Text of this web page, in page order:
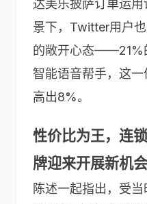
达美乐披萨订单运
景下，Twitter用户
的敞开心态——21%
智能语音帮手，这
高出8%。
性价比为王，连
牌迎来开展新机会
陈述一起指出，受